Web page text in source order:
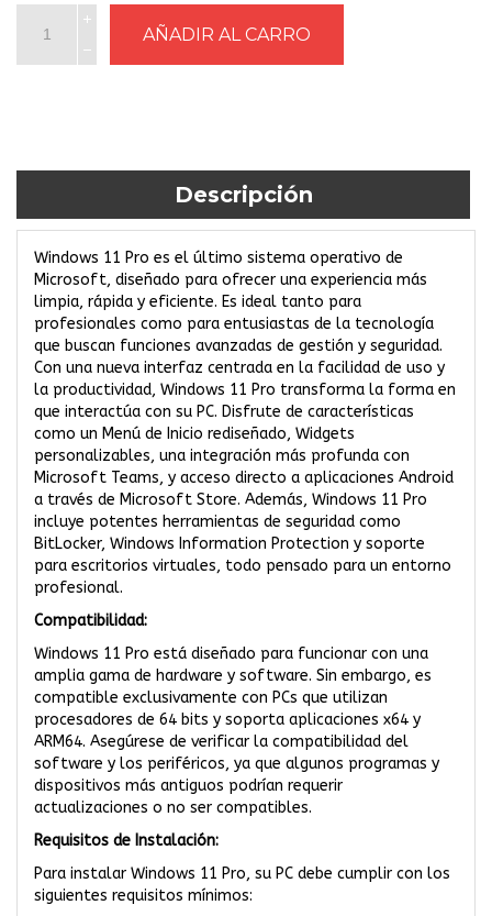
Descripción
Windows 11 Pro es el último sistema operativo de
Microsoft, diseñado para ofrecer una experiencia más
limpia, rápida y eficiente. Es ideal tanto para
profesionales como para entusiastas de la tecnología
que buscan funciones avanzadas de gestión y seguridad.
Con una nueva interfaz centrada en la facilidad de uso y
la productividad, Windows 11 Pro transforma la forma en
que interactúa con su PC. Disfrute de características
como un Menú de Inicio rediseñado, Widgets
personalizables, una integración más profunda con
Microsoft Teams, y acceso directo a aplicaciones Android
a través de Microsoft Store. Además, Windows 11 Pro
incluye potentes herramientas de seguridad como
BitLocker, Windows Information Protection y soporte
para escritorios virtuales, todo pensado para un entorno
profesional.
Compatibilidad:
Windows 11 Pro está diseñado para funcionar con una
amplia gama de hardware y software. Sin embargo, es
compatible exclusivamente con PCs que utilizan
procesadores de 64 bits y soporta aplicaciones x64 y
ARM64. Asegúrese de verificar la compatibilidad del
software y los periféricos, ya que algunos programas y
dispositivos más antiguos podrían requerir
actualizaciones o no ser compatibles.
Requisitos de Instalación:
Para instalar Windows 11 Pro, su PC debe cumplir con los
siguientes requisitos mínimos: